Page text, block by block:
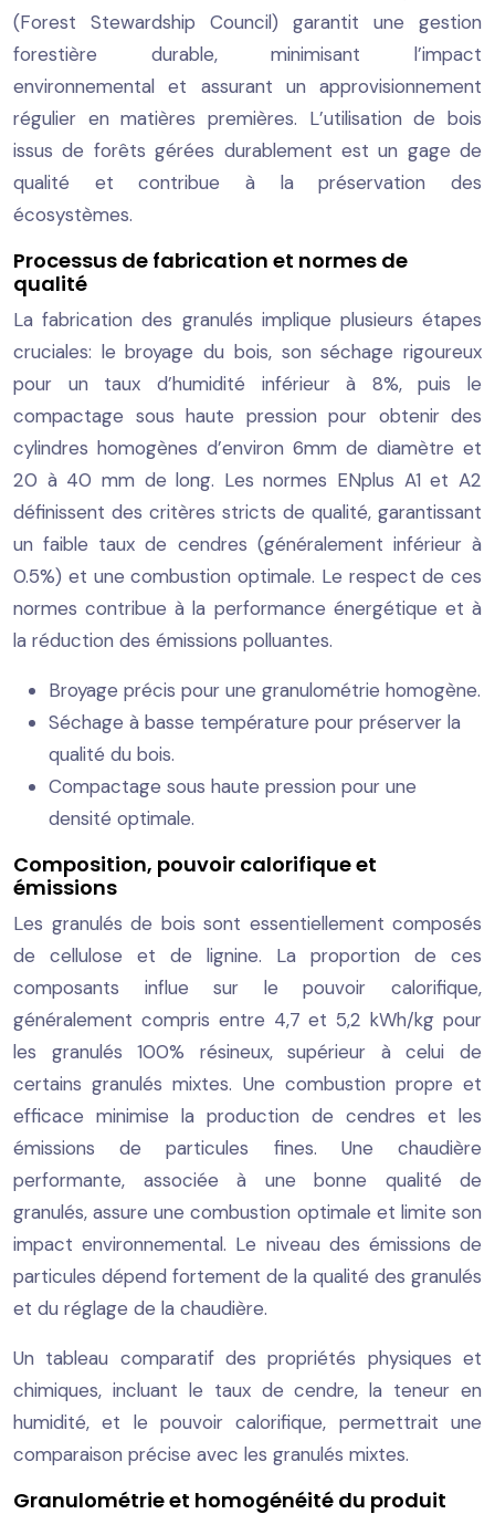
(Forest Stewardship Council) garantit une gestion
forestière durable, minimisant l’impact
environnemental et assurant un approvisionnement
régulier en matières premières. L’utilisation de bois
issus de forêts gérées durablement est un gage de
qualité et contribue à la préservation des
écosystèmes.
Processus de fabrication et normes de
qualité
La fabrication des granulés implique plusieurs étapes
cruciales: le broyage du bois, son séchage rigoureux
pour un taux d’humidité inférieur à 8%, puis le
compactage sous haute pression pour obtenir des
cylindres homogènes d’environ 6mm de diamètre et
20 à 40 mm de long. Les normes ENplus A1 et A2
définissent des critères stricts de qualité, garantissant
un faible taux de cendres (généralement inférieur à
0.5%) et une combustion optimale. Le respect de ces
normes contribue à la performance énergétique et à
la réduction des émissions polluantes.
Broyage précis pour une granulométrie homogène.
Séchage à basse température pour préserver la
qualité du bois.
Compactage sous haute pression pour une
densité optimale.
Composition, pouvoir calorifique et
émissions
Les granulés de bois sont essentiellement composés
de cellulose et de lignine. La proportion de ces
composants influe sur le pouvoir calorifique,
généralement compris entre 4,7 et 5,2 kWh/kg pour
les granulés 100% résineux, supérieur à celui de
certains granulés mixtes. Une combustion propre et
efficace minimise la production de cendres et les
émissions de particules fines. Une chaudière
performante, associée à une bonne qualité de
granulés, assure une combustion optimale et limite son
impact environnemental. Le niveau des émissions de
particules dépend fortement de la qualité des granulés
et du réglage de la chaudière.
Un tableau comparatif des propriétés physiques et
chimiques, incluant le taux de cendre, la teneur en
humidité, et le pouvoir calorifique, permettrait une
comparaison précise avec les granulés mixtes.
Granulométrie et homogénéité du produit